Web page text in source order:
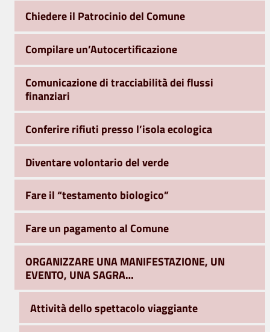
Chiedere il Patrocinio del Comune
Compilare un’Autocertificazione
Comunicazione di tracciabilità dei flussi
finanziari
Conferire rifiuti presso l’isola ecologica
Diventare volontario del verde
Fare il “testamento biologico”
Fare un pagamento al Comune
ORGANIZZARE UNA MANIFESTAZIONE, UN
EVENTO, UNA SAGRA…
Attività dello spettacolo viaggiante